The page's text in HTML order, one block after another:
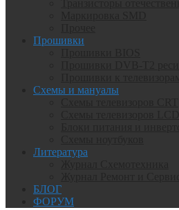
Прошивки
Схемы и мануалы
Литература
БЛОГ
ФОРУМ